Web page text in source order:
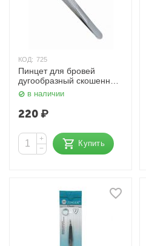
КОД: 725
Пинцет для бровей
дугообразный скошенный
Standard 86053 MRT
Zinger
в наличии
220₽
+
−
Купить